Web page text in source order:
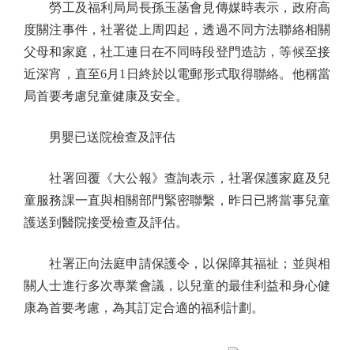
勞工及福利局局長孫玉菡會見傳媒時表示，政府高
度關注事件，社署從上周四起，透過不同方法聯絡相關
父母和家庭，社工連日在不同時段登門造訪，等候至接
近深宵，直至6月1日終於以電郵形式取得聯絡。他稱當
局首要考慮兒童健康及安全。
男嬰已送院檢查及評估
社署回覆《大公報》查詢表示，社署保護家庭及兒
童服務課一直與相關部門緊密聯繫，昨日已將當事兒童
護送到醫院接受檢查及評估。
社署正向法庭申請保護令，以保障其福祉；並與相
關人士進行多次專業會議，以兒童的最佳利益和身心健
康為首要考慮，為其訂定合適的福利計劃。